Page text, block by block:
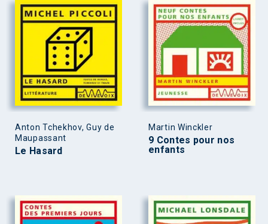
Anton Tchekhov, Guy de
Maupassant
Le Hasard
Martin Winckler
9 Contes pour nos
enfants